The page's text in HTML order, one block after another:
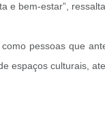
e bem-estar”, ressalta.
pessoas que
espaços culturais,